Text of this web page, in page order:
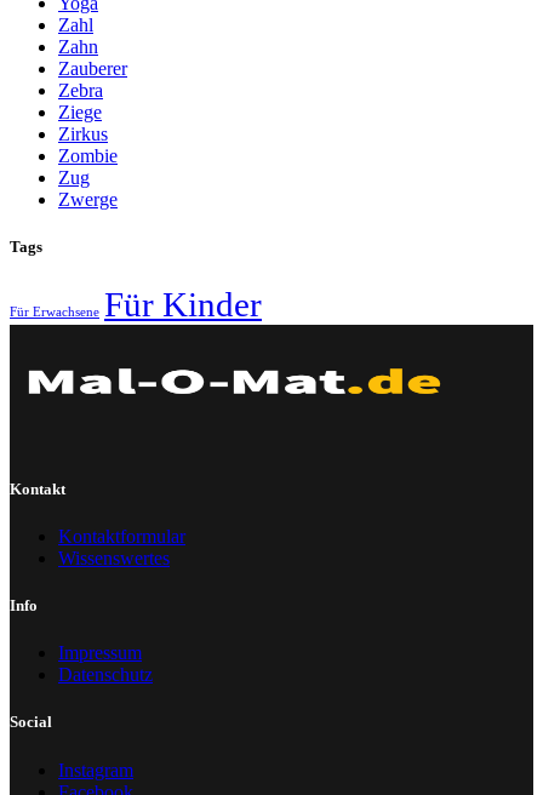
Zahl
Zahn
Zauberer
Zebra
Ziege
Zirkus
Zombie
Zug
Zwerge
Tags
Für Erwachsene Für Kinder
Kontakt
Kontaktformular
Wissenswertes
Info
Impressum
Datenschutz
Social
Instagram